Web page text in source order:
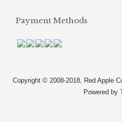
Payment Methods
Copyright © 2008-2018, Red Apple
Powered by